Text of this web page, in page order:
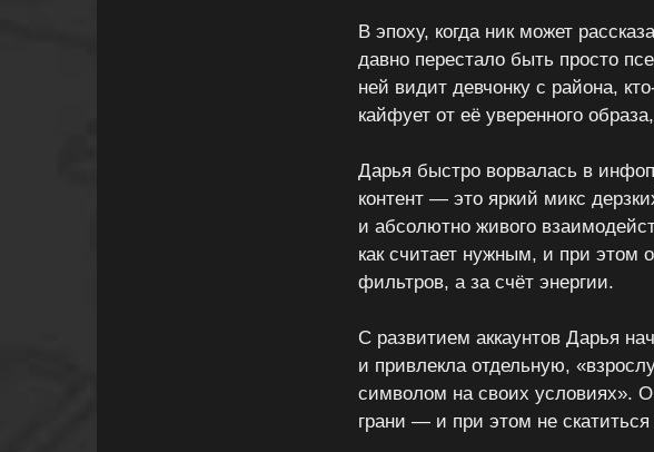
В эпоху, когда ник может
давно перестало быть просто
ней видит девчонку с района,
кайфует от её уверенного
Дарья быстро ворвалась в
контент — это яркий микс
и абсолютно живого
как считает нужным, и при этом
фильтров, а за счёт энергии.
С развитием аккаунтов Дарья
и привлекла отдельную,
символом на своих условиях».
грани — и при этом не